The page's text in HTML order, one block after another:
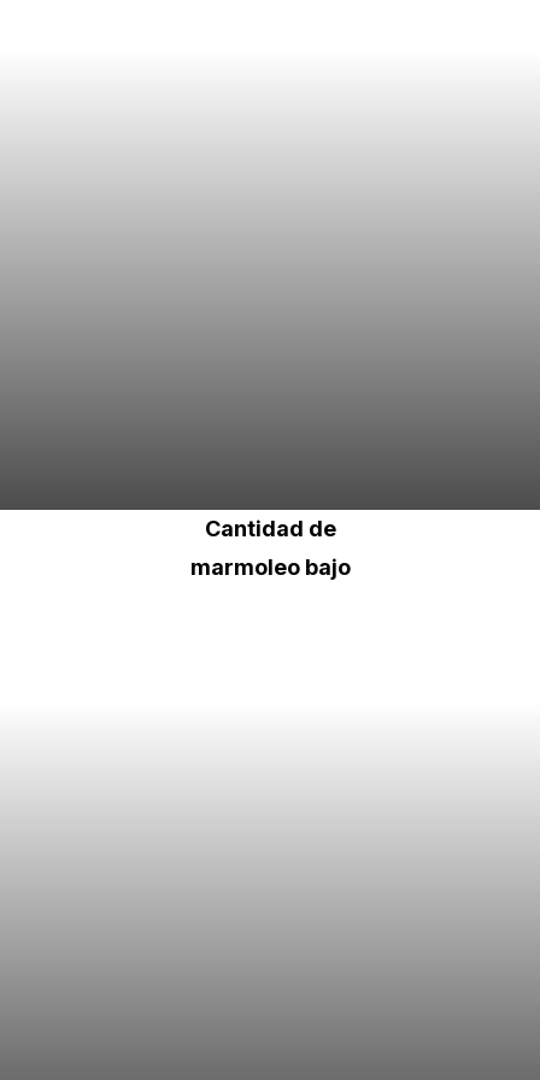
Cantidad de
marmoleo bajo